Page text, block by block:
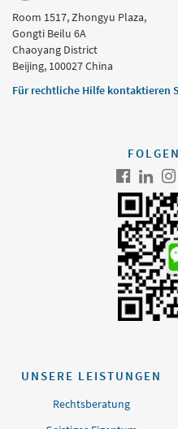
Room 1517, Zhongyu Plaza,
Gongti Beilu 6A
Chaoyang District
Beijing, 100027 China
Für rechtliche Hilfe kontaktieren
UNSERE LEISTUNGEN
Rechtsberatung